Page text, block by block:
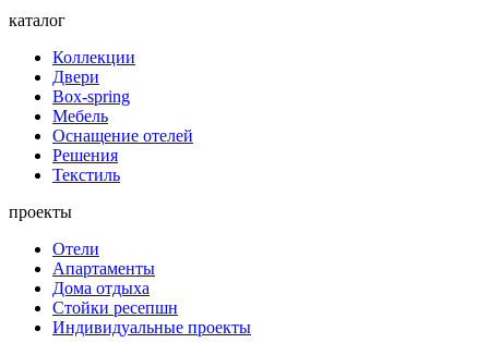
каталог
Коллекции
Двери
Box-spring
Мебель
Оснащение отелей
Решения
Текстиль
проекты
Отели
Апартаменты
Дома отдыха
Стойки ресепшн
Индивидуальные проекты